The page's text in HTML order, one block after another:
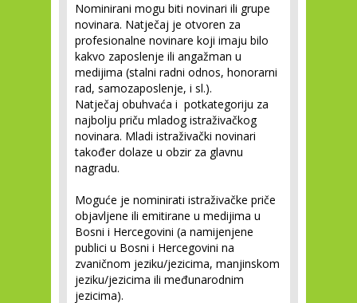
Nominirani mogu biti novinari ili grupe
novinara. Natječaj je otvoren za
profesionalne novinare koji imaju bilo
kakvo zaposlenje ili angažman u
medijima (stalni radni odnos, honorarni
rad, samozaposlenje, i sl.).
Natječaj obuhvaća i potkategoriju za
najbolju priču mladog istraživačkog
novinara. Mladi istraživački novinari
također dolaze u obzir za glavnu
nagradu.
Moguće je nominirati istraživačke priče
objavljene ili emitirane u medijima u
Bosni i Hercegovini (a namijenjene
publici u Bosni i Hercegovini na
zvaničnom jeziku/jezicima, manjinskom
jeziku/jezicima ili međunarodnim
jezicima).